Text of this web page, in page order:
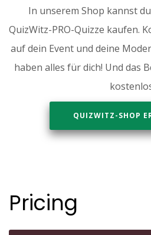
In unserem Shop kannst
QuizWitz-PRO-Quizze kaufen.
auf dein Event und deine
haben alles für dich! Und das
QUIZWITZ-SHOP
Pricing